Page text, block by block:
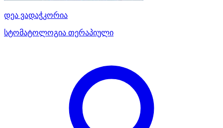
დეა ვადაჭკორია
სტომატოლოგია თერაპიული